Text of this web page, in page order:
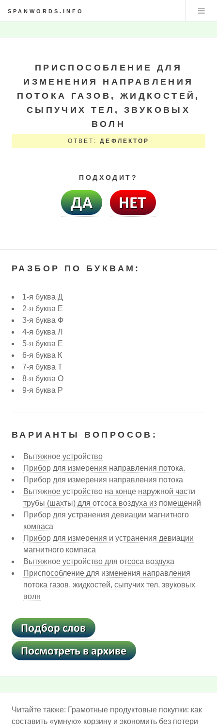
SPANWORDS.INFO
ПРИСПОСОБЛЕНИЕ ДЛЯ
ИЗМЕНЕНИЯ НАПРАВЛЕНИЯ
ПОТОКА ГАЗОВ, ЖИДКОСТЕЙ,
СЫПУЧИХ ТЕЛ, ЗВУКОВЫХ
ВОЛН
ОТВЕТ:ДЕФЛЕКТОР
ПОДХОДИТ?
РАЗБОР ПО БУКВАМ:
1-я буква Д
2-я буква Е
3-я буква Ф
4-я буква Л
5-я буква Е
6-я буква К
7-я буква Т
8-я буква О
9-я буква Р
ВАРИАНТЫ ВОПРОСОВ:
Вытяжное устройство
Прибор для измерения направления потока.
Прибор для измерения направления потока
Вытяжное устройство на конце наружной части
трубы (шахты) для отсоса воздуха из помещений
Прибор для устранения девиации магнитного
компаса
Прибор для измерения и устранения девиации
магнитного компаса
Вытяжное устройство для отсоса воздуха
Приспособление для изменения направления
потока газов, жидкостей, сыпучих тел, звуковых
волн
Читайте также: Грамотные продуктовые покупки: как
составить «умную» корзину и экономить без потери